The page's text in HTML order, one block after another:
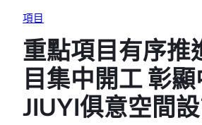
項目
重點項目有序推
目集中開工 彰
JIUYI俱意空間